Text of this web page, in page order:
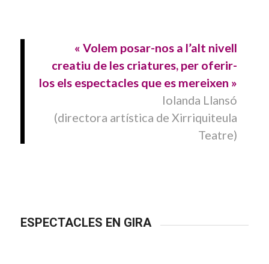
« Volem posar-nos a l’alt nivell
creatiu de les criatures, per oferir-
los els espectacles que es mereixen »
Iolanda Llansó
(directora artística de Xirriquiteula
Teatre)
ESPECTACLES EN GIRA